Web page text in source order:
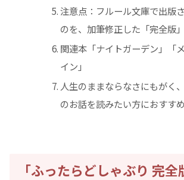
注意点：フルール文庫で出版
のを、加筆修正した「完全版」
関連本「ナイトガーデン」「
イン」
人生のままならなさにもがく
のお話を読みたい方におすすめ
「ふったらどしゃぶり 完